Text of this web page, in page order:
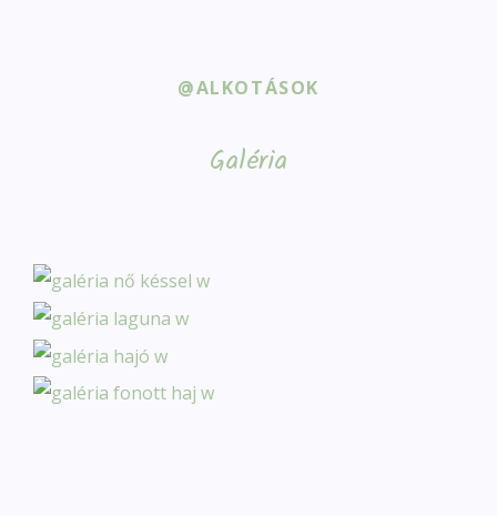
@ALKOTÁSOK
Galéria